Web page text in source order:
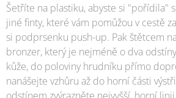
Šetříte na plastiku, abyste si "pořídila"
jiné finty, které vám pomůžou v cestě
si podprsenku push-up. Pak štětcem
bronzer, který je nejméně o dva
kůže, do poloviny hrudníku přímo
nanášejte vzhůru až do horní části